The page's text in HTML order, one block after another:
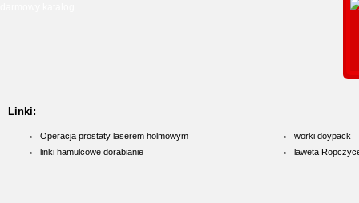
Linki:
Operacja prostaty laserem holmowym
linki hamulcowe dorabianie
worki doypack
laweta